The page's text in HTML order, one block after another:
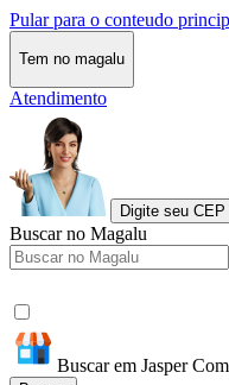
Pular para o conteudo
Tem no magalu
Atendimento
Digite seu CEP
Buscar no Magalu
Buscar em Jasper